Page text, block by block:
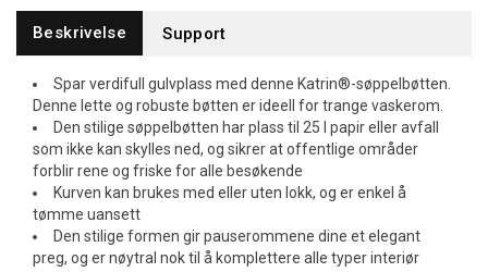
Beskrivelse Support
Spar verdifull gulvplass med denne Katrin®-søppelbøtten.
Denne lette og robuste bøtten er ideell for trange vaskerom.
Den stilige søppelbøtten har plass til 25 l papir eller avfall
som ikke kan skylles ned, og sikrer at offentlige områder
forblir rene og friske for alle besøkende
Kurven kan brukes med eller uten lokk, og er enkel å
tømme uansett
Den stilige formen gir pauserommene dine et elegant
preg, og er nøytral nok til å komplettere alle typer interiør